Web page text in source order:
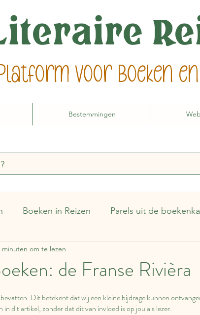
voor boeken
Bestemmingen
Boeken in Reizen Parels uit de
Zweden
de Franse Rivièra
minuten om te lezen
Dit betekent dat wij een kleine bijdrage kunnen
in dit artikel, zonder dat dit van invloed is op jou als lezer.